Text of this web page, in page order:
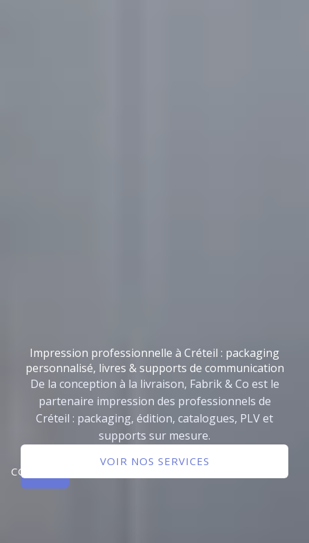
Impression professionnelle à Créteil : packaging
personnalisé, livres & supports de communication
De la conception à la livraison, Fabrik & Co est le
partenaire impression des professionnels de
Créteil : packaging, édition, catalogues, PLV et
supports sur mesure.
CONTACTER
VOIR NOS SERVICES